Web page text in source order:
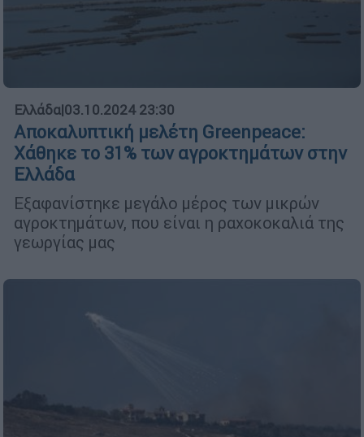
Ελλάδα|03.10.2024 23:30
Αποκαλυπτική μελέτη Greenpeace:
Χάθηκε το 31% των αγροκτημάτων στην
Ελλάδα
Εξαφανίστηκε μεγάλο μέρος των μικρών
αγροκτημάτων, που είναι η ραχοκοκαλιά της
γεωργίας μας